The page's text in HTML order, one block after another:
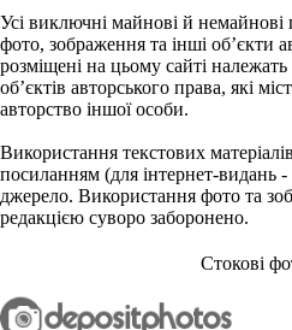
Усі виключні майнові й немайнові
фото, зображення та інші об’єкти
розміщені на цьому сайті
об’єктів авторського права, які
авторство іншої особи.
Використання текстових
посиланням (для інтернет-видань
джерело. Використання фото та
редакцією суворо заборонено.
Стокові